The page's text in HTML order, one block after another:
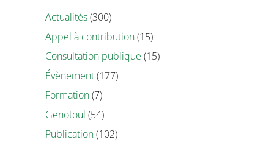
Actualités(300)
Appel à contribution(15)
Consultation publique (15)
Évènement(177)
Formation(7)
Genotoul (54)
Publication(102)